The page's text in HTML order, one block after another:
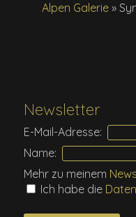
Alpen Galerie »
Newsletter
E-Mail-Adresse:
Name:
Mehr zu meinem
Ich habe die